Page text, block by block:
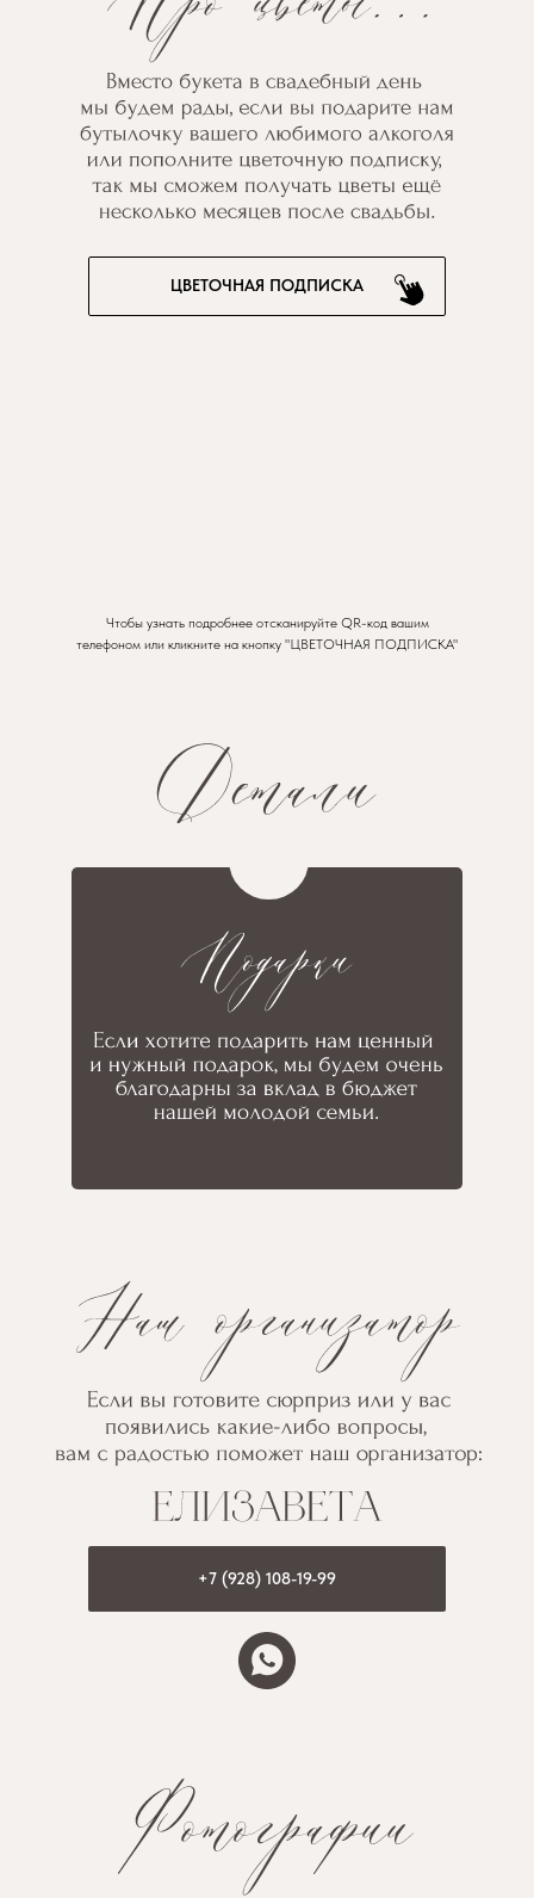
ЦВЕТОЧНАЯ ПОДПИСКА
Чтобы узнать подробнее отсканируйте QR-код вашим
телефоном или кликните на кнопку "ЦВЕТОЧНАЯ ПОДПИСКА"
+7 (928) 108-19-99